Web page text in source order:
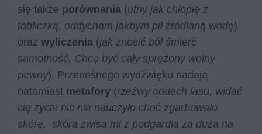
się także porównania (ufny jak chłopię z
tabliczką, oddycham jakbym pił źródlaną wodę)
oraz wyliczenia (jak znosić ból śmierć
samotność, Chcę być cały sprężony wolny
pewny). Przenośnego wydźwięku nadają
natomiast metafory (rzeźwy oddech lasu, widać
cię życie nic nie nauczyło choć zgarbowało
skórę, skóra zwisa mi z podgardla za duża na